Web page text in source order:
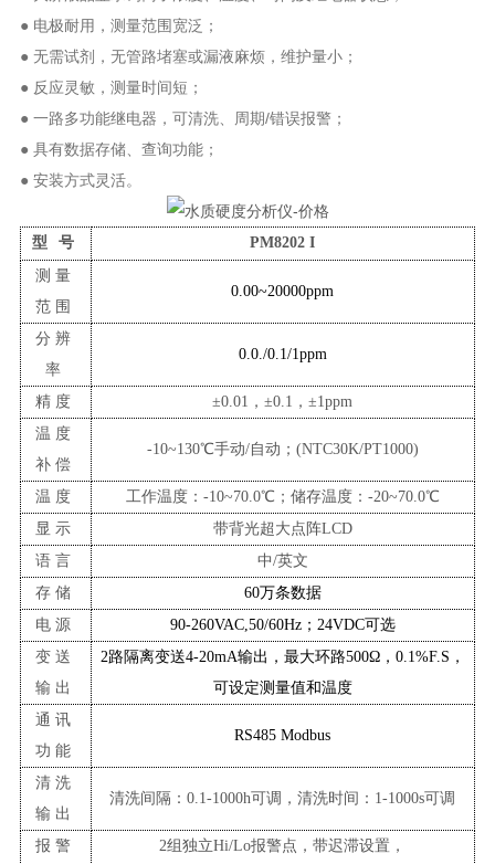
● 电极耐用，测量范围宽泛；
● 无需试剂，无管路堵塞或漏液麻烦，维护量小；
● 反应灵敏，测量时间短；
● 一路多功能继电器，可清洗、周期/错误报警；
● 具有数据存储、查询功能；
● 安装方式灵活。
型 号 PM8202 I
测量
范围
0.00~20000ppm
分辨
率
0.0./0.1/1ppm
精度 ±0.01，±0.1，±1ppm
温度
补偿
-10~130℃手动/自动；(NTC30K/PT1000)
温度 工作温度： -10~70.0℃；储存温度：-20~70.0℃
显示
带背光超大点阵LCD
语言
中/英文
存储
60万条数据
电源
90-260VAC,50/60Hz；24VDC可选
变送
输出
2路隔离变送4-20mA输出，最大环路500Ω，0.1%F.S，
可设定测量值和温度
通讯
功能
RS485 Modbus
清洗
输出
清洗间隔：0.1-1000h可调，清洗时间：1-1000s可调
报警
2组独立Hi/Lo报警点，带迟滞设置 ，